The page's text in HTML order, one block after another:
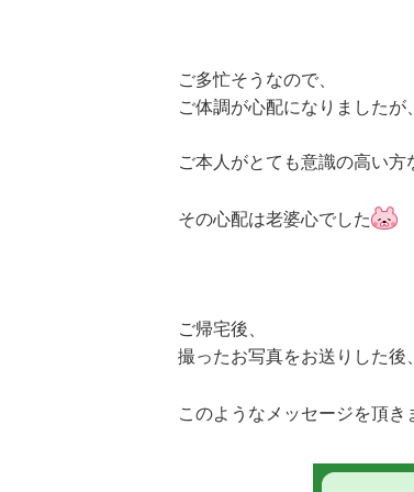
ご多忙そうなので、
ご体調が心配になりましたが、
ご本人がとても意識の高い方
その心配は老婆心でした
ご帰宅後、
撮ったお写真をお送りした後、
このようなメッセージを頂き